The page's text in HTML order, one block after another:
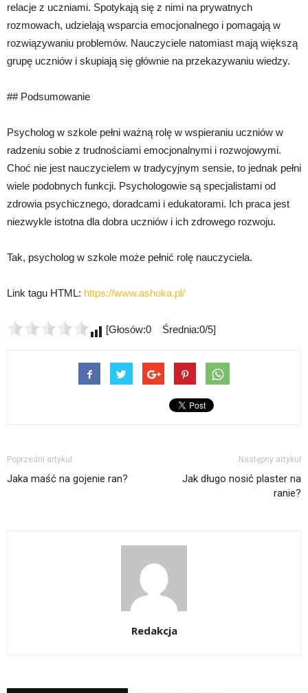
relacje z uczniami. Spotykają się z nimi na prywatnych
rozmowach, udzielają wsparcia emocjonalnego i pomagają w
rozwiązywaniu problemów. Nauczyciele natomiast mają większą
grupę uczniów i skupiają się głównie na przekazywaniu wiedzy.
## Podsumowanie
Psycholog w szkole pełni ważną rolę w wspieraniu uczniów w
radzeniu sobie z trudnościami emocjonalnymi i rozwojowymi.
Choć nie jest nauczycielem w tradycyjnym sensie, to jednak pełni
wiele podobnych funkcji. Psychologowie są specjalistami od
zdrowia psychicznego, doradcami i edukatorami. Ich praca jest
niezwykle istotna dla dobra uczniów i ich zdrowego rozwoju.
Tak, psycholog w szkole może pełnić rolę nauczyciela.
Link tagu HTML: https://www.ashoka.pl/
[Głosów:0 Średnia:0/5]
Poprzedni artykuł
Jaka maść na gojenie ran?
Następny artykuł
Jak długo nosić plaster na
ranie?
Redakcja